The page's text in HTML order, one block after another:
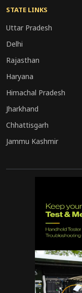
STATE LINKS
Uttar Pradesh
Delhi
Rajasthan
Haryana
Himachal Pradesh
Jharkhand
Chhattisgarh
Jammu Kashmir